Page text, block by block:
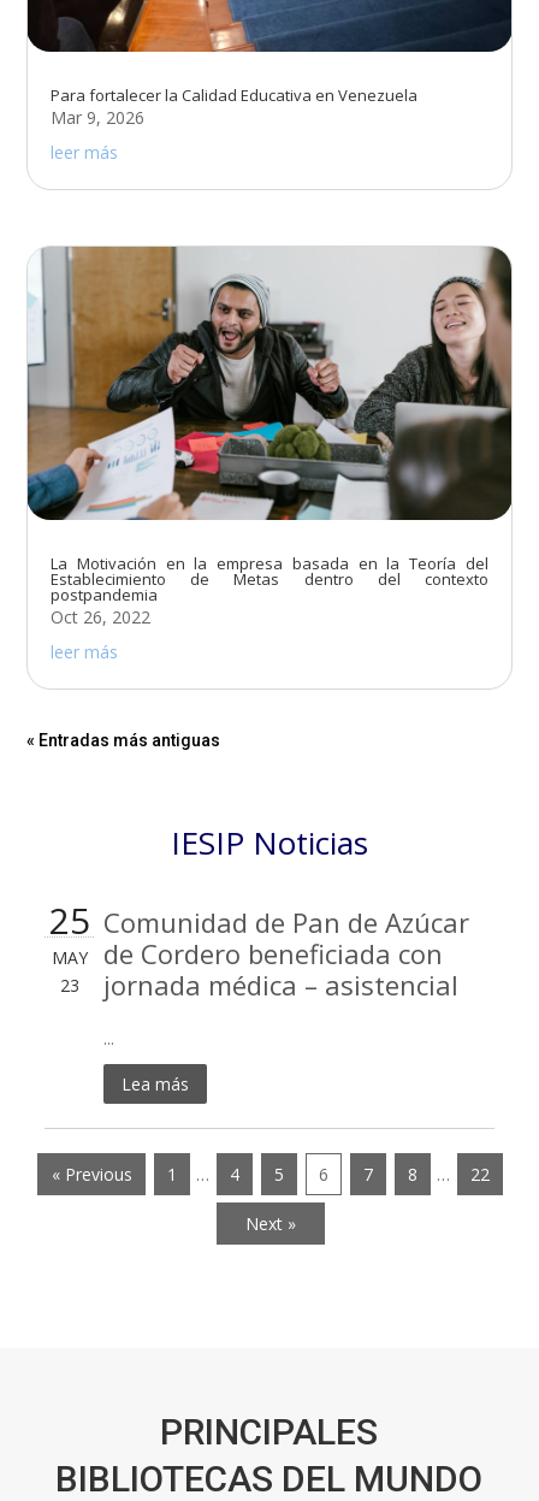
Para fortalecer la Calidad Educativa en Venezuela
Mar 9, 2026
leer más
La Motivación en la empresa basada en la Teoría del
Establecimiento de Metas dentro del contexto
postpandemia
Oct 26, 2022
leer más
« Entradas más antiguas
IESIP Noticias
25
MAY
23
Comunidad de Pan de Azúcar
de Cordero beneficiada con
jornada médica – asistencial
...
Lea más
« Previous 1 … 4 5 6 7 8 … 22
Next »
PRINCIPALES
BIBLIOTECAS DEL MUNDO